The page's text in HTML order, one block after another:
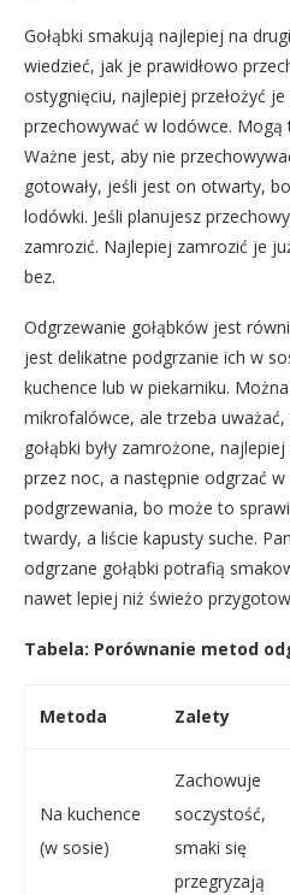
Gołąbki smakują najlepiej na
wiedzieć, jak je prawidłowo
ostygnięciu, najlepiej przełożyć
przechowywać w lodówce. Mogą
Ważne jest, aby nie
gotowały, jeśli jest on otwarty,
lodówki. Jeśli planujesz
zamrozić. Najlepiej zamrozić je
bez.
Odgrzewanie gołąbków jest
jest delikatne podgrzanie ich w
kuchence lub w piekarniku.
mikrofalówce, ale trzeba uważać,
gołąbki były zamrożone,
przez noc, a następnie odgrzać
podgrzewania, bo może to
twardy, a liście kapusty suche.
odgrzane gołąbki potrafią
nawet lepiej niż świeżo
Tabela: Porównanie metod
Metoda Zalety
Na kuchence
(w sosie)
Zachowuje
soczystość,
smaki się
przegryzają